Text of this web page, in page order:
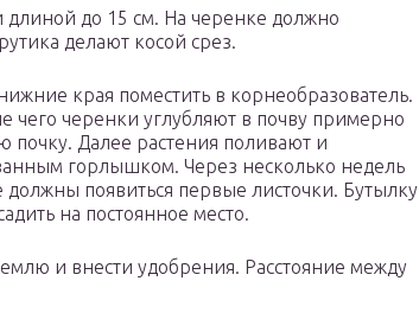
длиной до 15 см. На черенке должно
делают косой срез.
края поместить в корнеобразователь.
чего черенки углубляют в почву примерно
Далее растения поливают и
горлышком. Через несколько недель
появиться первые листочки. Бутылку
на постоянное место.
и внести удобрения. Расстояние между